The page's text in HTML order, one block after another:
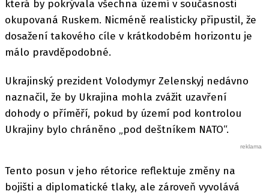
která by pokrývala všechna území v současnosti
okupovaná Ruskem. Nicméně realisticky připustil, že
dosažení takového cíle v krátkodobém horizontu je
málo pravděpodobné.
Ukrajinský prezident Volodymyr Zelenskyj nedávno
naznačil, že by Ukrajina mohla zvážit uzavření
dohody o příměří, pokud by území pod kontrolou
Ukrajiny bylo chráněno „pod deštníkem NATO“.
Tento posun v jeho rétorice reflektuje změny na
bojišti a diplomatické tlaky, ale zároveň vyvolává